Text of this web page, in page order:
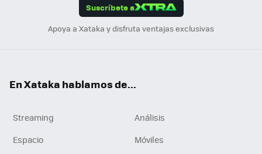
Suscríbete a
Apoya a Xataka y disfruta ventajas exclusivas
En Xataka hablamos de...
Streaming
Análisis
Espacio
Móviles